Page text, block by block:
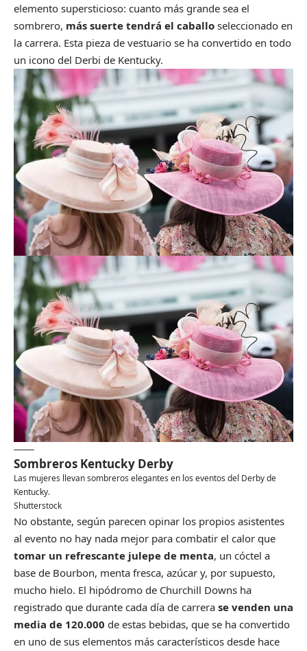
elemento supersticioso: cuanto más grande sea el
sombrero, más suerte tendrá el caballo seleccionado en
la carrera. Esta pieza de vestuario se ha convertido en todo
un icono del Derbi de Kentucky.
Sombreros Kentucky Derby
Las mujeres llevan sombreros elegantes en los eventos del Derby de
Kentucky.
Shutterstock
No obstante, según parecen opinar los propios asistentes
al evento no hay nada mejor para combatir el calor que
tomar un refrescante julepe de menta, un cóctel a
base de Bourbon, menta fresca, azúcar y, por supuesto,
mucho hielo. El hipódromo de Churchill Downs ha
registrado que durante cada día de carrera se venden una
media de 120.000 de estas bebidas, que se ha convertido
en uno de sus elementos más característicos desde hace